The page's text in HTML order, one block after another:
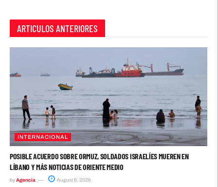
ARTICULOS ANTERIORES
INTERNACIONAL
POSIBLE ACUERDO SOBRE ORMUZ, SOLDADOS ISRAELÍES MUEREN EN
LÍBANO Y MÁS NOTICIAS DE ORIENTE MEDIO
byAgencia August 6, 2026